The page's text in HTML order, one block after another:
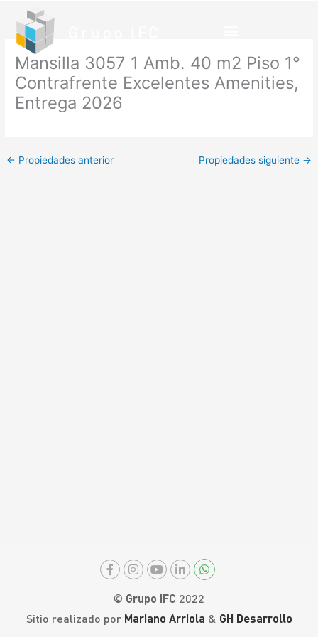
contenido
Mansilla 3057 1 Amb. 40 m2 Piso 1°
Contrafrente Excelentes Amenities,
Entrega 2026
← Propiedades anterior Propiedades siguiente →
© Grupo IFC 2022
Sitio realizado por Mariano Arriola & GH Desarrollo